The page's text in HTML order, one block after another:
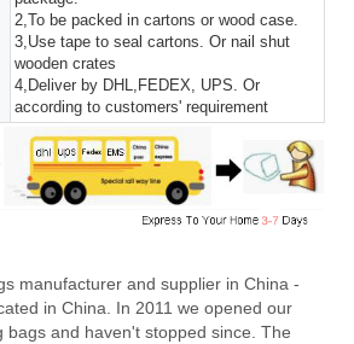
2,To be packed in cartons or wood case.
3,Use tape to seal cartons. Or nail shut
wooden crates
4,Deliver by DHL,FEDEX, UPS. Or
according to customers' requirement
manufacturer and supplier in China -
in China. In 2011 we opened our
bags and haven't stopped since. The